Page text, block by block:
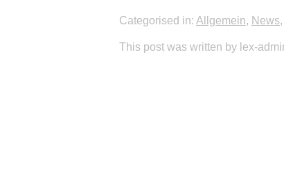
Categorised in: Allgemein, News,
This post was written by lex-